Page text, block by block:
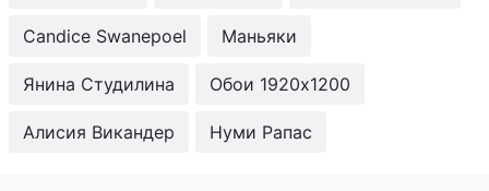
Candice Swanepoel Маньяки
Янина Студилина Обои 1920x1200
Алисия Викандер Нуми Рапас